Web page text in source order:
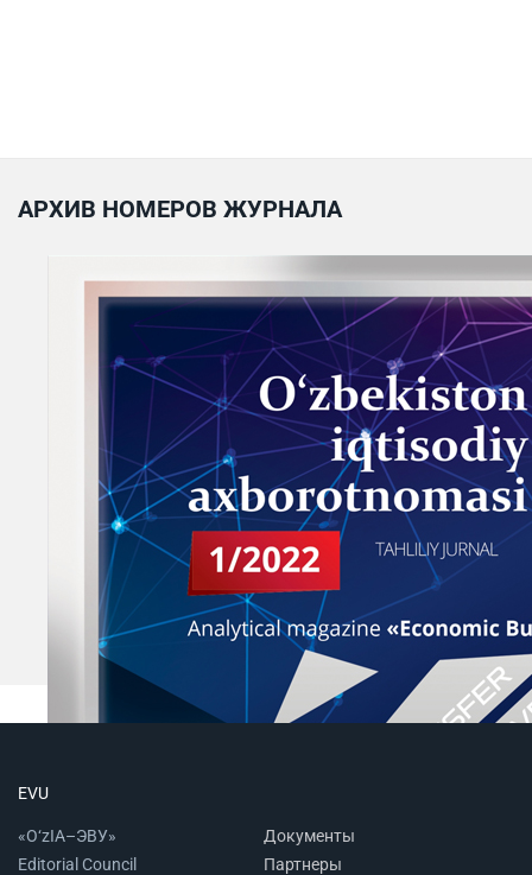
АРХИВ НОМЕРОВ ЖУРНАЛА
EVU
«O‘zIA–ЭВУ»
Editorial Council
Документы
Партнеры